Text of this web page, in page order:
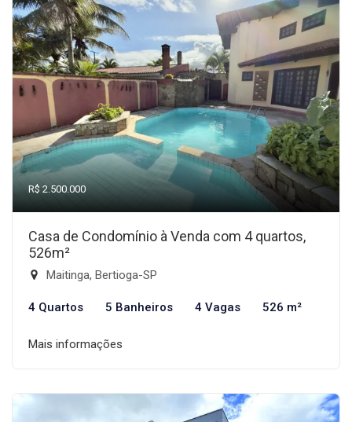
R$ 2.500.000
Casa de Condomínio à Venda com 4 quartos,
526m²
Maitinga, Bertioga-SP
4 Quartos 5 Banheiros 4 Vagas 526 m²
Mais informações